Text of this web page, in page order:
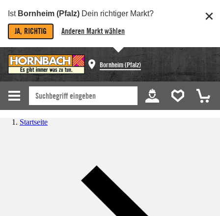
Ist Bornheim (Pfalz) Dein richtiger Markt?
JA, RICHTIG Anderen Markt wählen
Bornheim (Pfalz)
Startseite